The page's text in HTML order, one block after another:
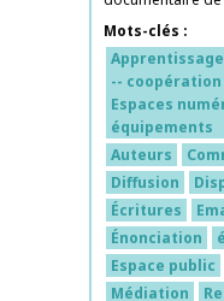
Mots-clés
--
Espaces
équipements
Auteurs
Diffusion
Écritures
Énonciation
Espace public
Médiation